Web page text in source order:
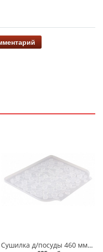
Сушилка д/посуды 460 мм/766/БП